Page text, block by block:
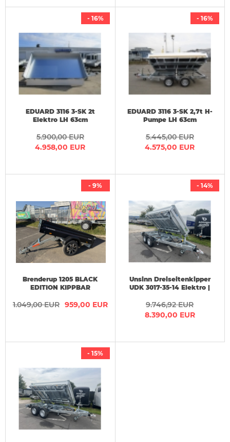
EDUARD 3116 3-SK 2t
Elektro LH 63cm
5.900,00 EUR
4.958,00 EUR
- 16%
EDUARD 3116 3-SK 2,7t H-
Pumpe LH 63cm
5.445,00 EUR
4.575,00 EUR
- 16%
Brenderup 1205 BLACK
EDITION KIPPBAR
1.049,00 EUR 959,00 EUR
- 9%
Unsinn Dreiseitenkipper
UDK 3017-35-14 Elektro |
9.746,92 EUR
8.390,00 EUR
- 14%
- 15%